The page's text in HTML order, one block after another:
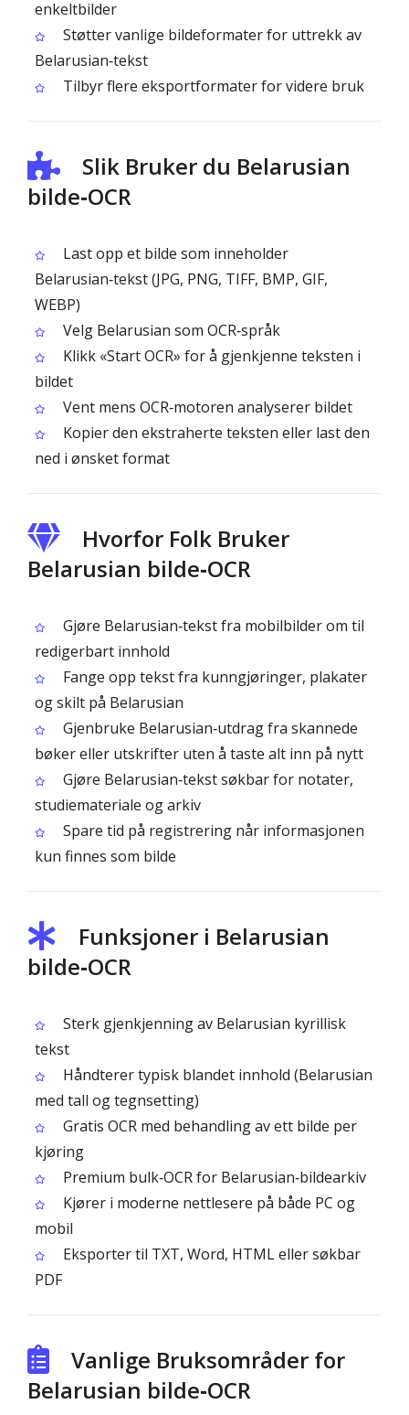
enkeltbilder
Støtter vanlige bildeformater for uttrekk av
Belarusian‑tekst
Tilbyr flere eksportformater for videre bruk
Slik Bruker du Belarusian
bilde‑OCR
Last opp et bilde som inneholder
Belarusian‑tekst (JPG, PNG, TIFF, BMP, GIF,
WEBP)
Velg Belarusian som OCR‑språk
Klikk «Start OCR» for å gjenkjenne teksten i
bildet
Vent mens OCR‑motoren analyserer bildet
Kopier den ekstraherte teksten eller last den
ned i ønsket format
Hvorfor Folk Bruker
Belarusian bilde‑OCR
Gjøre Belarusian‑tekst fra mobilbilder om til
redigerbart innhold
Fange opp tekst fra kunngjøringer, plakater
og skilt på Belarusian
Gjenbruke Belarusian‑utdrag fra skannede
bøker eller utskrifter uten å taste alt inn på nytt
Gjøre Belarusian‑tekst søkbar for notater,
studiemateriale og arkiv
Spare tid på registrering når informasjonen
kun finnes som bilde
Funksjoner i Belarusian
bilde‑OCR
Sterk gjenkjenning av Belarusian kyrillisk
tekst
Håndterer typisk blandet innhold (Belarusian
med tall og tegnsetting)
Gratis OCR med behandling av ett bilde per
kjøring
Premium bulk‑OCR for Belarusian‑bildearkiv
Kjører i moderne nettlesere på både PC og
mobil
Eksporter til TXT, Word, HTML eller søkbar
PDF
Vanlige Bruksområder for
Belarusian bilde‑OCR